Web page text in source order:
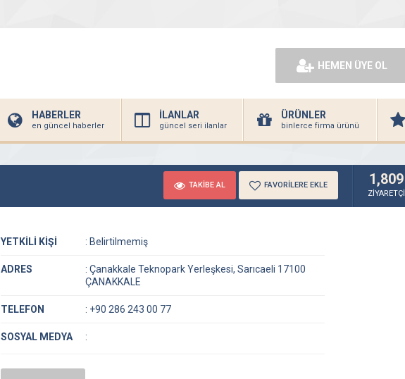
HEMEN ÜYE OL
HABERLER
en güncel haberler
İLANLAR
güncel seri ilanlar
ÜRÜNLER
binlerce firma ürünü
TAKİBE AL FAVORİLERE EKLE 1,809
ZİYARETÇİ
YETKİLİ KİŞİ : Belirtilmemiş
ADRES : Çanakkale Teknopark Yerleşkesi, Sarıcaeli 17100
ÇANAKKALE
TELEFON : +90 286 243 00 77
SOSYAL MEDYA :